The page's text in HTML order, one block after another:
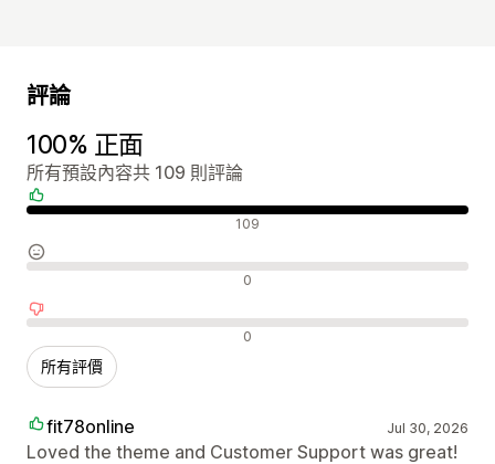
評論
100% 正面
所有預設內容共 109 則評論
正面評論 109
中立評論 0
負面評論 0
所有評價
fit78online Jul 30, 2026
Loved the theme and Customer Support was great!